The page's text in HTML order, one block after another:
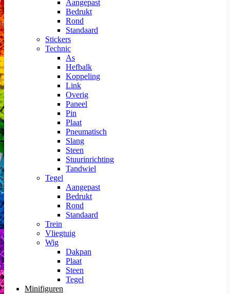
Aangepast
Bedrukt
Rond
Standaard
Stickers
Technic
As
Hefbalk
Koppeling
Link
Overig
Paneel
Pin
Plaat
Pneumatisch
Slang
Steen
Stuurinrichting
Tandwiel
Tegel
Aangepast
Bedrukt
Rond
Standaard
Trein
Vliegtuig
Wig
Dakpan
Plaat
Steen
Tegel
Minifiguren